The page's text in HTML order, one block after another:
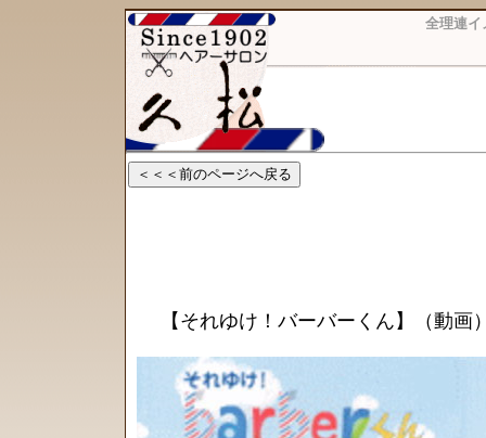
全理連イ
【それゆけ！バーバーくん】（動画